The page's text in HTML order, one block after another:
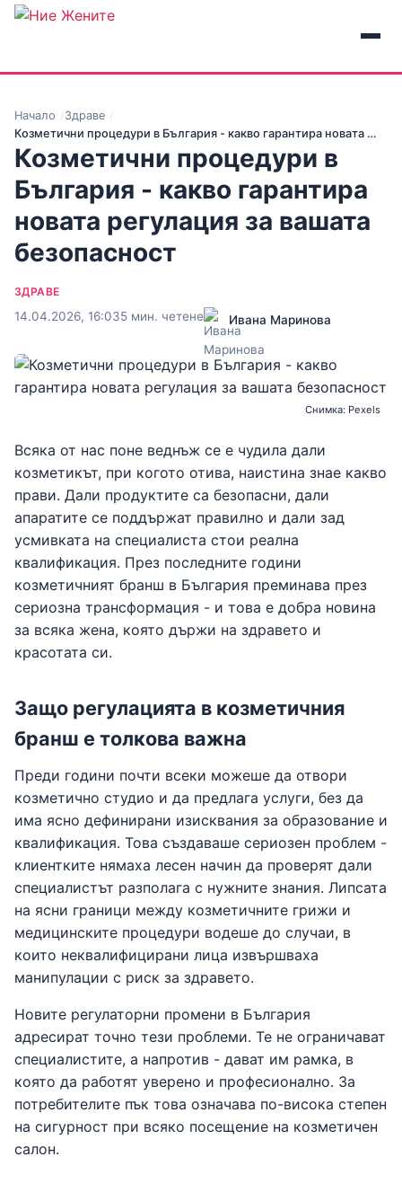
Начало
Здраве
Козметични процедури в България - какво гарантира новата …
Козметични процедури в
България - какво гарантира
новата регулация за вашата
безопасност
ЗДРАВЕ
14.04.2026, 16:035 мин. четене Ивана Маринова
Снимка: Pexels
Всяка от нас поне веднъж се е чудила дали
козметикът, при когото отива, наистина знае какво
прави. Дали продуктите са безопасни, дали
апаратите се поддържат правилно и дали зад
усмивката на специалиста стои реална
квалификация. През последните години
козметичният бранш в България преминава през
сериозна трансформация - и това е добра новина
за всяка жена, която държи на здравето и
красотата си.
Защо регулацията в козметичния
бранш е толкова важна
Преди години почти всеки можеше да отвори
козметично студио и да предлага услуги, без да
има ясно дефинирани изисквания за образование и
квалификация. Това създаваше сериозен проблем -
клиентките нямаха лесен начин да проверят дали
специалистът разполага с нужните знания. Липсата
на ясни граници между козметичните грижи и
медицинските процедури водеше до случаи, в
които неквалифицирани лица извършваха
манипулации с риск за здравето.
Новите регулаторни промени в България
адресират точно тези проблеми. Те не ограничават
специалистите, а напротив - дават им рамка, в
която да работят уверено и професионално. За
потребителите пък това означава по-висока степен
на сигурност при всяко посещение на козметичен
салон.